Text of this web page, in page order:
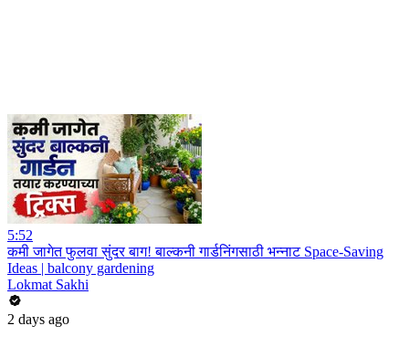
5:52
कमी जागेत फुलवा सुंदर बाग! बाल्कनी गार्डनिंगसाठी भन्नाट Space-Saving
Ideas | balcony gardening
Lokmat Sakhi
2 days ago